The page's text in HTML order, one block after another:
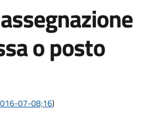
o posto
07-08;16)